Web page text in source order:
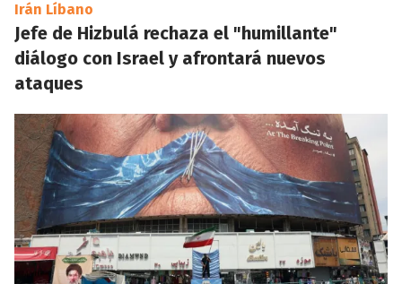
Irán Líbano
Jefe de Hizbulá rechaza el "humillante"
diálogo con Israel y afrontará nuevos
ataques